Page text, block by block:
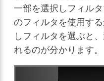
一部を選択しフィル
のフィルタを使用す
しフィルタを選ぶと
れるのが分かります。